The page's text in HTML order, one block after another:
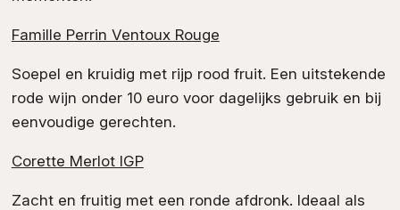
Famille Perrin Ventoux Rouge
Soepel en kruidig met rijp rood fruit. Een uitstekende
rode wijn onder 10 euro voor dagelijks gebruik en bij
eenvoudige gerechten.
Corette Merlot IGP
Zacht en fruitig met een ronde afdronk. Ideaal als